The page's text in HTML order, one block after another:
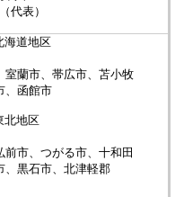
海道地区
室蘭市、帯広市、苫小牧
、函館市
北地区
前市、つがる市、十和田
、黒石市、北津軽郡